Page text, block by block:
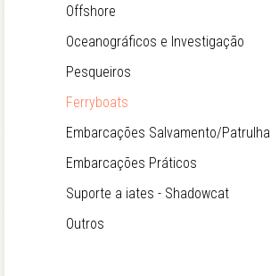
Offshore
Oceanográficos e Investigação
Pesqueiros
Ferryboats
Embarcações Salvamento/Patrulha
Embarcações Práticos
Suporte a iates - Shadowcat
Outros